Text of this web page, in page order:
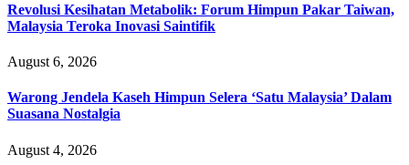
Revolusi Kesihatan Metabolik: Forum Himpun Pakar Taiwan,
Malaysia Teroka Inovasi Saintifik
August 6, 2026
Warong Jendela Kaseh Himpun Selera ‘Satu Malaysia’ Dalam
Suasana Nostalgia
August 4, 2026